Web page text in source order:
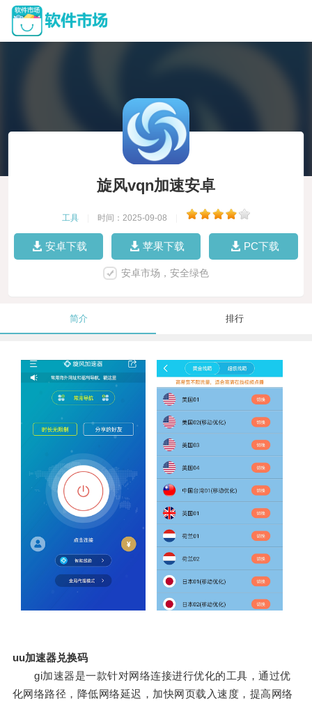
旋风vqn加速安卓
工具 时间：2025-09-08
安卓下载 苹果下载 PC下载
安卓市场，安全绿色
简介 排行
uu加速器兑换码
gi加速器是一款针对网络连接进行优化的工具，通过优
化网络路径，降低网络延迟，加快网页载入速度，提高网络